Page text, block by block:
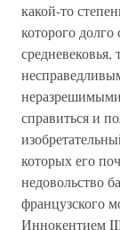
какой-то
которого
справиться и
которых его
недовольство
французского
Иннокентием